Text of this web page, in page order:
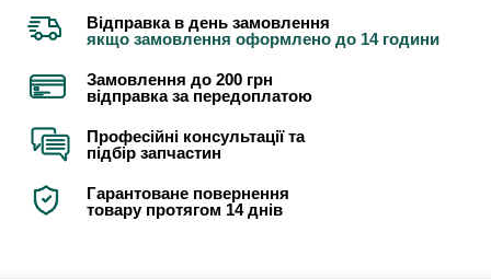
Відправка в день замовлення
якщо замовлення оформлено до 14 години
Замовлення до 200 грн
відправка за передоплатою
Професійні консультації та
підбір запчастин
Гарантоване повернення
товару протягом 14 днів